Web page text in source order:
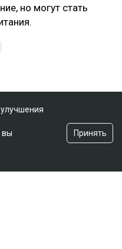
но могут стать
вы
Принять